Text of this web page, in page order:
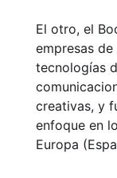
El otro, el
empresas
tecnologías
creativas, y
enfoque en
Europa